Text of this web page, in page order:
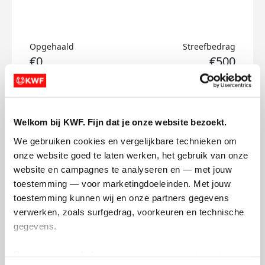
Welkom bij KWF. Fijn dat je onze website bezoekt.
We gebruiken cookies en vergelijkbare technieken om
onze website goed te laten werken, het gebruik van onze
website en campagnes te analyseren en — met jouw
toestemming — voor marketingdoeleinden. Met jouw
toestemming kunnen wij en onze partners gegevens
verwerken, zoals surfgedrag, voorkeuren en technische
gegevens.
Opgehaald
€0
Streefbedrag
€500
Doneer
Thijmen's badges